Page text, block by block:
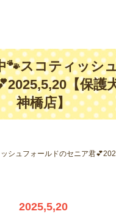
🐾スコティッシ
【保護
神橋店】
シュフォールドのセニア君
2025,5,20